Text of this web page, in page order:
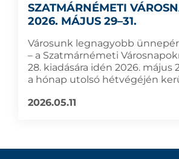
SZATMÁRNÉMETI
2026. MÁJUS 29–31.
Városunk legnagyobb
– a Szatmárnémeti
28. kiadására idén 2026. május
a hónap utolsó hétvégéjén
2026.05.11